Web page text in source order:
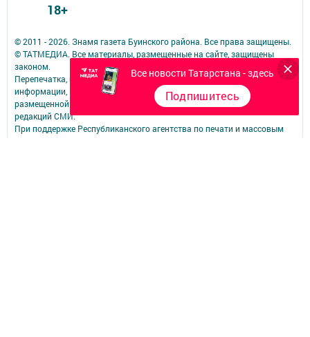
Все новости Татарстана - здесь
Подпишитесь
© 2011 - 2026. Знамя газета Буинского района. Все права защищены.
© ТАТМЕДИА. Все материалы, размещенные на сайте, защищены
законом.
Перепечатка, воспроизведение и распространение в любом объеме
информации,
размещенной на сайте, возможна только с письменного согласия
редакций СМИ.
При поддержке Республиканского агентства по печати и массовым
18+